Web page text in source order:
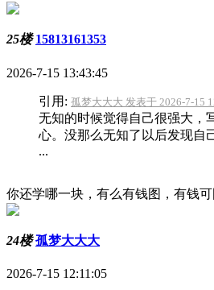
25楼 15813161353
2026-7-15 13:43:45
引用: 孤梦大大大 发表于 2026-7-15
无知的时候觉得自己很强大，
心。没那么无知了以后发现自
...
你还学哪一块，有么有钱图，有钱可
24楼 孤梦大大大
2026-7-15 12:11:05